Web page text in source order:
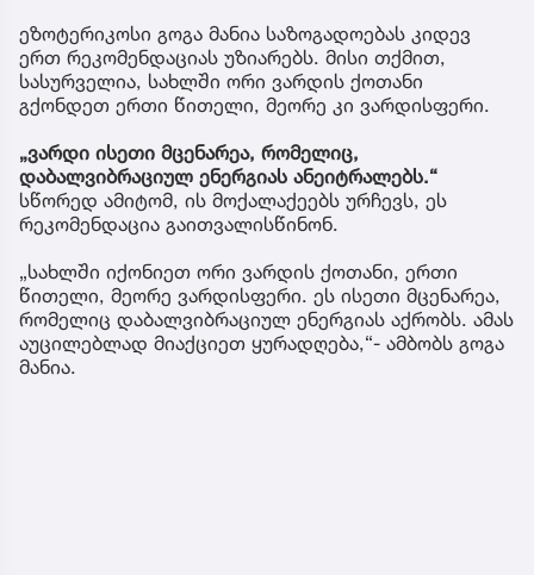
ეზოტერიკოსი გოგა მანია საზოგადოებას კიდევ
ერთ რეკომენდაციას უზიარებს. მისი თქმით,
სასურველია, სახლში ორი ვარდის ქოთანი
გქონდეთ ერთი წითელი, მეორე კი ვარდისფერი.
„ვარდი ისეთი მცენარეა, რომელიც,
დაბალვიბრაციულ ენერგიას ანეიტრალებს.“
სწორედ ამიტომ, ის მოქალაქეებს ურჩევს, ეს
რეკომენდაცია გაითვალისწინონ.
„სახლში იქონიეთ ორი ვარდის ქოთანი, ერთი
წითელი, მეორე ვარდისფერი. ეს ისეთი მცენარეა,
რომელიც დაბალვიბრაციულ ენერგიას აქრობს. ამას
აუცილებლად მიაქციეთ ყურადღება,“- ამბობს გოგა
მანია.